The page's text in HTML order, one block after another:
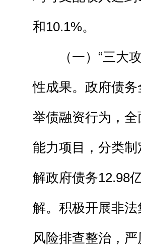
和10.1%。
（一）“三大攻
性成果。政府债
举债融资行为，
能力项目，分类
解政府债务12.98
解。积极开展非
风险排查整治，